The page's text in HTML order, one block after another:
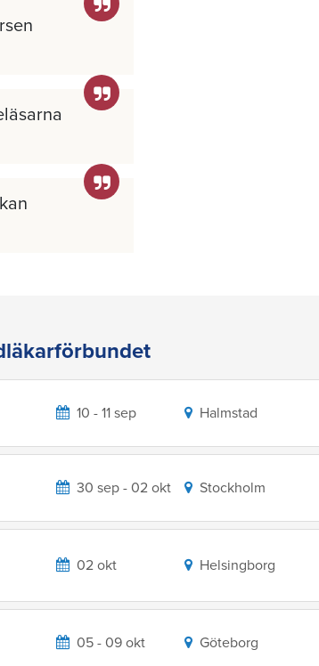
10 - 11 sep Halmstad
30 sep - 02 okt Stockholm
02 okt Helsingborg
05 - 09 okt Göteborg